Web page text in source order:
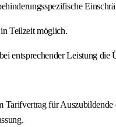
Teilzeit möglich.
entsprechender Leistung
Tarifvertrag für Auszubildende